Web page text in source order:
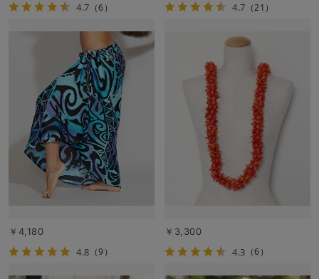
4.7 （6） 4.7 （21）
￥4,180
4.8 （9）
￥3,300
4.3 （6）